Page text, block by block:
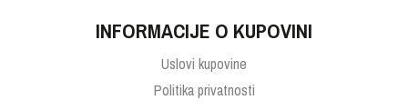
INFORMACIJE O KUPOVINI
Uslovi kupovine
Politika privatnosti